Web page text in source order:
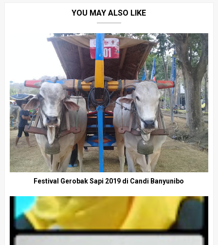
YOU MAY ALSO LIKE
Festival Gerobak Sapi 2019 di Candi Banyunibo